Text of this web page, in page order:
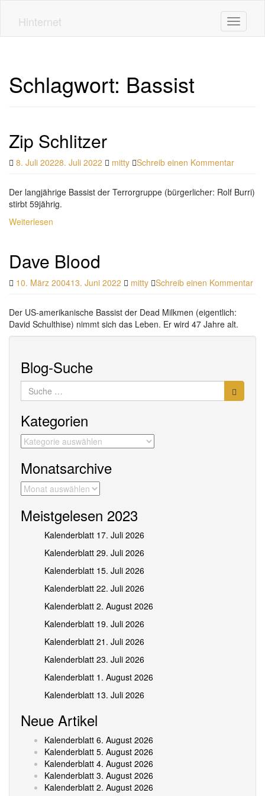
Hinternet Toggle
Schlagwort: Bassist
Zip Schlitzer
8. Juli 20228. Juli 2022 mitty Schreib einen Kommentar
Der langjährige Bassist der Terrorgruppe (bürgerlicher: Rolf Burri)
stirbt 59jährig.
Weiterlesen
Dave Blood
10. März 200413. Juni 2022 mitty Schreib einen Kommentar
Der US-amerikanische Bassist der Dead Milkmen (eigentlich:
David Schulthise) nimmt sich das Leben. Er wird 47 Jahre alt.
Blog-Suche
Suche
nach:
Kategorien
Kategorien
Monatsarchive
Monatsarchive
Meistgelesen 2023
Kalenderblatt 17. Juli 2026
Kalenderblatt 29. Juli 2026
Kalenderblatt 15. Juli 2026
Kalenderblatt 22. Juli 2026
Kalenderblatt 2. August 2026
Kalenderblatt 19. Juli 2026
Kalenderblatt 21. Juli 2026
Kalenderblatt 23. Juli 2026
Kalenderblatt 1. August 2026
Kalenderblatt 13. Juli 2026
Neue Artikel
Kalenderblatt 6. August 2026
Kalenderblatt 5. August 2026
Kalenderblatt 4. August 2026
Kalenderblatt 3. August 2026
Kalenderblatt 2. August 2026